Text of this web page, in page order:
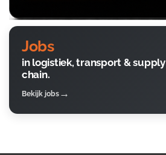
Jobs
in logistiek, transport & supply
chain.
Bekijk jobs